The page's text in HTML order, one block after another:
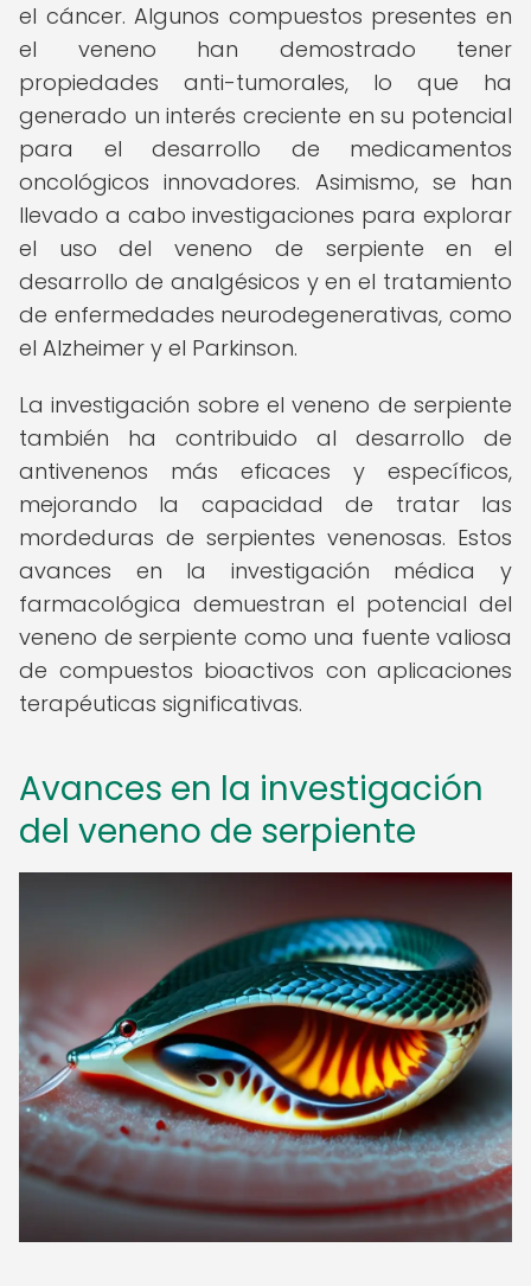
el cáncer. Algunos compuestos presentes en
el veneno han demostrado tener
propiedades anti-tumorales, lo que ha
generado un interés creciente en su potencial
para el desarrollo de medicamentos
oncológicos innovadores. Asimismo, se han
llevado a cabo investigaciones para explorar
el uso del veneno de serpiente en el
desarrollo de analgésicos y en el tratamiento
de enfermedades neurodegenerativas, como
el Alzheimer y el Parkinson.
La investigación sobre el veneno de serpiente
también ha contribuido al desarrollo de
antivenenos más eficaces y específicos,
mejorando la capacidad de tratar las
mordeduras de serpientes venenosas. Estos
avances en la investigación médica y
farmacológica demuestran el potencial del
veneno de serpiente como una fuente valiosa
de compuestos bioactivos con aplicaciones
terapéuticas significativas.
Avances en la investigación
del veneno de serpiente